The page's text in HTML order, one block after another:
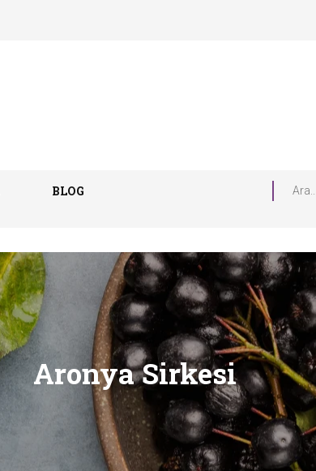
BLOG
Aronya Sirkesi